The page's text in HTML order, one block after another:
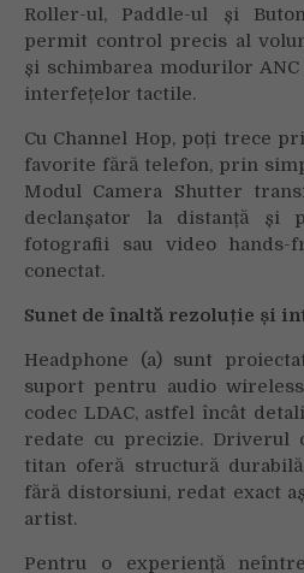
Roller-ul, Paddle-ul și
permit control precis al
și schimbarea modurilor
interfețelor tactile.
Cu Channel Hop, poți trece
favorite fără telefon, prin
Modul Camera Shutter
declanșator la distanță și
fotografii sau video hands-
conectat.
Sunet de înaltă rezoluție și
Headphone (a) sunt
suport pentru audio
codec LDAC, astfel încât
redate cu precizie. Driverul
titan oferă structură
fără distorsiuni, redat exact
artist.
Pentru o experiență